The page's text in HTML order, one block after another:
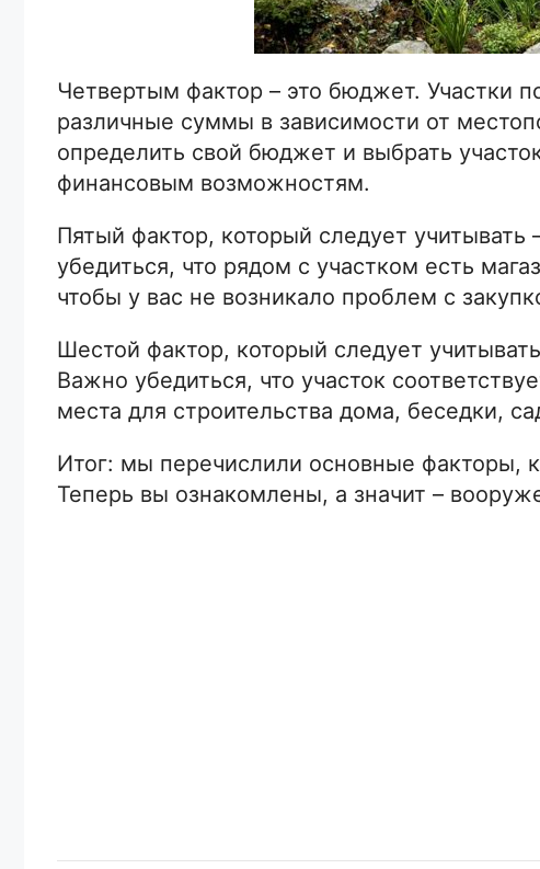
Четвертым фактор – это бюджет. Участки
различные суммы в зависимости от
определить свой бюджет и выбрать
финансовым возможностям.
Пятый фактор, который следует учитывать
убедиться, что рядом с участком есть
чтобы у вас не возникало проблем с
Шестой фактор, который следует
Важно убедиться, что участок
места для строительства дома, беседки,
Итог: мы перечислили основные факторы,
Теперь вы ознакомлены, а значит –